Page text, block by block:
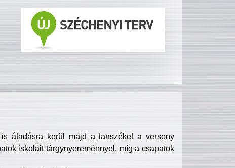
átadásra kerül majd a tanszéket a verseny
iskoláit tárgynyereménnyel, míg a csapatok